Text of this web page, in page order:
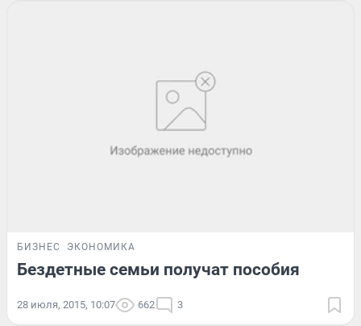
БИЗНЕС ЭКОНОМИКА
Бездетные семьи получат пособия
28 июля, 2015, 10:07 662 3